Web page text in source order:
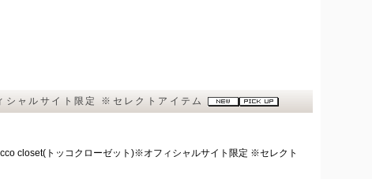
ャルサイト限定 ※セレクトアイテム
closet(トッコクローゼット)※オフィシャルサイト限定 ※セレクト